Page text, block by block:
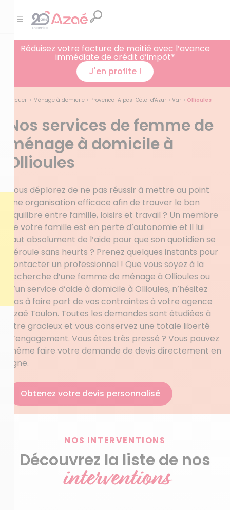
Réduisez votre facture de moitié avec l’avance
immédiate de crédit d’impôt*
J'en profite !
Accueil > Ménage à domicile > Provence-Alpes-Côte-d'Azur > Var > Ollioules
Nos services de femme de
ménage à domicile à
Ollioules
Vous déplorez de ne pas réussir à mettre au point
une organisation efficace afin de trouver le bon
équilibre entre famille, loisirs et travail ? Un membre
de votre famille est en perte d’autonomie et il lui
faut absolument de l’aide pour que son quotidien se
déroule sans heurts ? Prenez quelques instants pour
contacter un professionnel ! Que vous soyez à la
recherche d’une femme de ménage à Ollioules ou
d’un service d’aide à domicile à Ollioules, n’hésitez
pas à faire part de vos contraintes à votre agence
Azaé Toulon. Toutes les demandes sont étudiées à
titre gracieux et vous conservez une totale liberté
d’engagement. Vous êtes très pressé ? Vous pouvez
même faire votre demande de devis directement en
ligne.
Obtenez votre devis personnalisé
NOS INTERVENTIONS
Découvrez la liste de nos
interventions